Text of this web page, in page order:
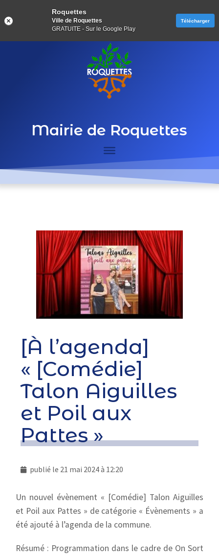
Mairie de Roquettes
[À l’agenda]
« [Comédie]
Talon Aiguilles
et Poil aux
Pattes »
publié le 21 mai 2024 à 12:20
Un nouvel évènement « [Comédie] Talon Aiguilles
et Poil aux Pattes » de catégorie « Évènements » a
été ajouté à l’agenda de la commune.
Résumé : Programmation dans le cadre de On Sort
Roquettes
Ville de Roquettes
GRATUITE - Sur le Google Play
Télécharger